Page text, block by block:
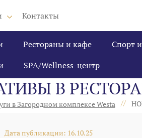
Контакты
Рестораны и кафе
Спорт
SPA/Wellness-центр
В
в Загородном комплексе Westa //
Дата публикации: 16.10.25